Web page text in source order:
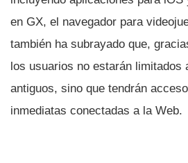
en GX, el navegador para
también ha subrayado que,
los usuarios no estarán limitados
antiguos, sino que tendrán
inmediatas conectadas a la Web.